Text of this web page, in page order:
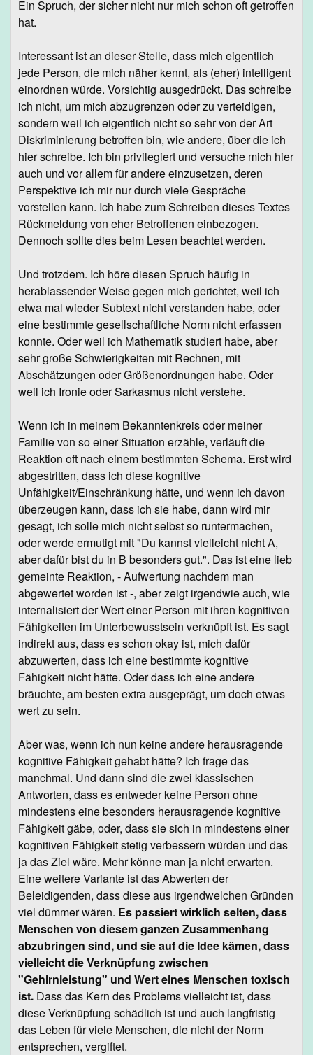
Ein Spruch, der sicher nicht nur mich schon oft getroffen
hat.
Interessant ist an dieser Stelle, dass mich eigentlich
jede Person, die mich näher kennt, als (eher) intelligent
einordnen würde. Vorsichtig ausgedrückt. Das schreibe
ich nicht, um mich abzugrenzen oder zu verteidigen,
sondern weil ich eigentlich nicht so sehr von der Art
Diskriminierung betroffen bin, wie andere, über die ich
hier schreibe. Ich bin privilegiert und versuche mich hier
auch und vor allem für andere einzusetzen, deren
Perspektive ich mir nur durch viele Gespräche
vorstellen kann. Ich habe zum Schreiben dieses Textes
Rückmeldung von eher Betroffenen einbezogen.
Dennoch sollte dies beim Lesen beachtet werden.
Und trotzdem. Ich höre diesen Spruch häufig in
herablassender Weise gegen mich gerichtet, weil ich
etwa mal wieder Subtext nicht verstanden habe, oder
eine bestimmte gesellschaftliche Norm nicht erfassen
konnte. Oder weil ich Mathematik studiert habe, aber
sehr große Schwierigkeiten mit Rechnen, mit
Abschätzungen oder Größenordnungen habe. Oder
weil ich Ironie oder Sarkasmus nicht verstehe.
Wenn ich in meinem Bekanntenkreis oder meiner
Familie von so einer Situation erzähle, verläuft die
Reaktion oft nach einem bestimmten Schema. Erst wird
abgestritten, dass ich diese kognitive
Unfähigkeit/Einschränkung hätte, und wenn ich davon
überzeugen kann, dass ich sie habe, dann wird mir
gesagt, ich solle mich nicht selbst so runtermachen,
oder werde ermutigt mit "Du kannst vielleicht nicht A,
aber dafür bist du in B besonders gut.". Das ist eine lieb
gemeinte Reaktion, - Aufwertung nachdem man
abgewertet worden ist -, aber zeigt irgendwie auch, wie
internalisiert der Wert einer Person mit ihren kognitiven
Fähigkeiten im Unterbewusstsein verknüpft ist. Es sagt
indirekt aus, dass es schon okay ist, mich dafür
abzuwerten, dass ich eine bestimmte kognitive
Fähigkeit nicht hätte. Oder dass ich eine andere
bräuchte, am besten extra ausgeprägt, um doch etwas
wert zu sein.
Aber was, wenn ich nun keine andere herausragende
kognitive Fähigkeit gehabt hätte? Ich frage das
manchmal. Und dann sind die zwei klassischen
Antworten, dass es entweder keine Person ohne
mindestens eine besonders herausragende kognitive
Fähigkeit gäbe, oder, dass sie sich in mindestens einer
kognitiven Fähigkeit stetig verbessern würden und das
ja das Ziel wäre. Mehr könne man ja nicht erwarten.
Eine weitere Variante ist das Abwerten der
Beleidigenden, dass diese aus irgendwelchen Gründen
viel dümmer wären. Es passiert wirklich selten, dass
Menschen von diesem ganzen Zusammenhang
abzubringen sind, und sie auf die Idee kämen, dass
vielleicht die Verknüpfung zwischen
"Gehirnleistung" und Wert eines Menschen toxisch
ist.Dass das Kern des Problems vielleicht ist, dass
diese Verknüpfung schädlich ist und auch langfristig
das Leben für viele Menschen, die nicht der Norm
entsprechen, vergiftet.